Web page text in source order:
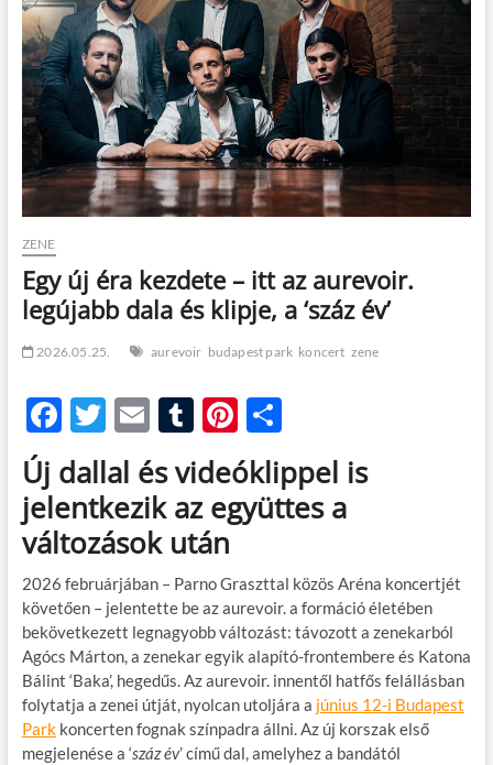
n
ZENE
Egy új éra kezdete – itt az aurevoir.
legújabb dala és klipje, a ‘száz év’
2026.05.25. aurevoir budapest park koncert zene
F
ac
e
b
o
o
k
T
w
itt
er
E
m
ail
T
u
m
bl
r
Pi
nt
er
es
O
za
m
g
Új dallal és videóklippel is
jelentkezik az együttes a
változások után
2026 februárjában – Parno Graszttal közös Aréna koncertjét
követően – jelentette be az aurevoir. a formáció életében
bekövetkezett legnagyobb változást: távozott a zenekarból
Agócs Márton, a zenekar egyik alapító-frontembere és Katona
Bálint ‘Baka’, hegedűs. Az aurevoir. innentől hatfős felállásban
folytatja a zenei útját, nyolcan utoljára a június 12-i Budapest
Parkkoncerten fognak színpadra állni. Az új korszak első
megjelenése a ‘száz év’ című dal, amelyhez a bandától